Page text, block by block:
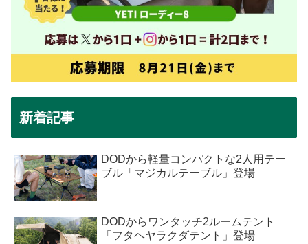
新着記事
DODから軽量コンパクトな2人用テー
ブル「マジカルテーブル」登場
DODからワンタッチ2ルームテント
「フタヘヤラクダテント」登場